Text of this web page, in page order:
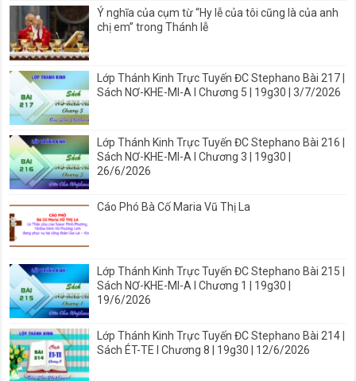
Ý nghĩa của cụm từ “Hy lễ của tôi cũng là của anh
chị em” trong Thánh lễ
Lớp Thánh Kinh Trực Tuyến ĐC Stephano Bài 217 |
Sách NƠ-KHE-MI-A I Chương 5 | 19g30 | 3/7/2026
Lớp Thánh Kinh Trực Tuyến ĐC Stephano Bài 216 |
Sách NƠ-KHE-MI-A I Chương 3 | 19g30 |
26/6/2026
Cáo Phó Bà Cố Maria Vũ Thị La
Lớp Thánh Kinh Trực Tuyến ĐC Stephano Bài 215 |
Sách NƠ-KHE-MI-A I Chương 1 | 19g30 |
19/6/2026
Lớp Thánh Kinh Trực Tuyến ĐC Stephano Bài 214 |
Sách ÉT-TE I Chương 8 | 19g30 | 12/6/2026